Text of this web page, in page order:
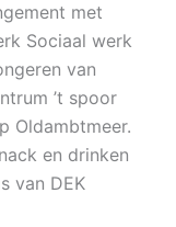
met
Sociaal werk
van
’t spoor
Oldambtmeer.
en drinken
van DEK